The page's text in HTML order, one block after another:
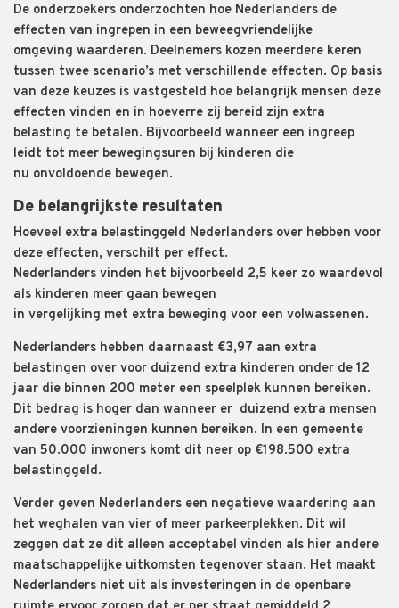
De onderzoekers onderzochten hoe Nederlanders de
effecten van ingrepen in een beweegvriendelijke
omgeving waarderen. Deelnemers kozen meerdere keren
tussen twee scenario’s met verschillende effecten. Op basis
van deze keuzes is vastgesteld hoe belangrijk mensen deze
effecten vinden en in hoeverre zij bereid zijn extra
belasting te betalen. Bijvoorbeeld wanneer een ingreep
leidt tot meer bewegingsuren bij kinderen die
nu onvoldoende bewegen.
De belangrijkste resultaten
Hoeveel extra belastinggeld Nederlanders over hebben voor
deze effecten, verschilt per effect.
Nederlanders vinden het bijvoorbeeld 2,5 keer zo waardevol
als kinderen meer gaan bewegen
in vergelijking met extra beweging voor een volwassenen.
Nederlanders hebben daarnaast €3,97 aan extra
belastingen over voor duizend extra kinderen onder de 12
jaar die binnen 200 meter een speelplek kunnen bereiken.
Dit bedrag is hoger dan wanneer er duizend extra mensen
andere voorzieningen kunnen bereiken. In een gemeente
van 50.000 inwoners komt dit neer op €198.500 extra
belastinggeld.
Verder geven Nederlanders een negatieve waardering aan
het weghalen van vier of meer parkeerplekken. Dit wil
zeggen dat ze dit alleen acceptabel vinden als hier andere
maatschappelijke uitkomsten tegenover staan. Het maakt
Nederlanders niet uit als investeringen in de openbare